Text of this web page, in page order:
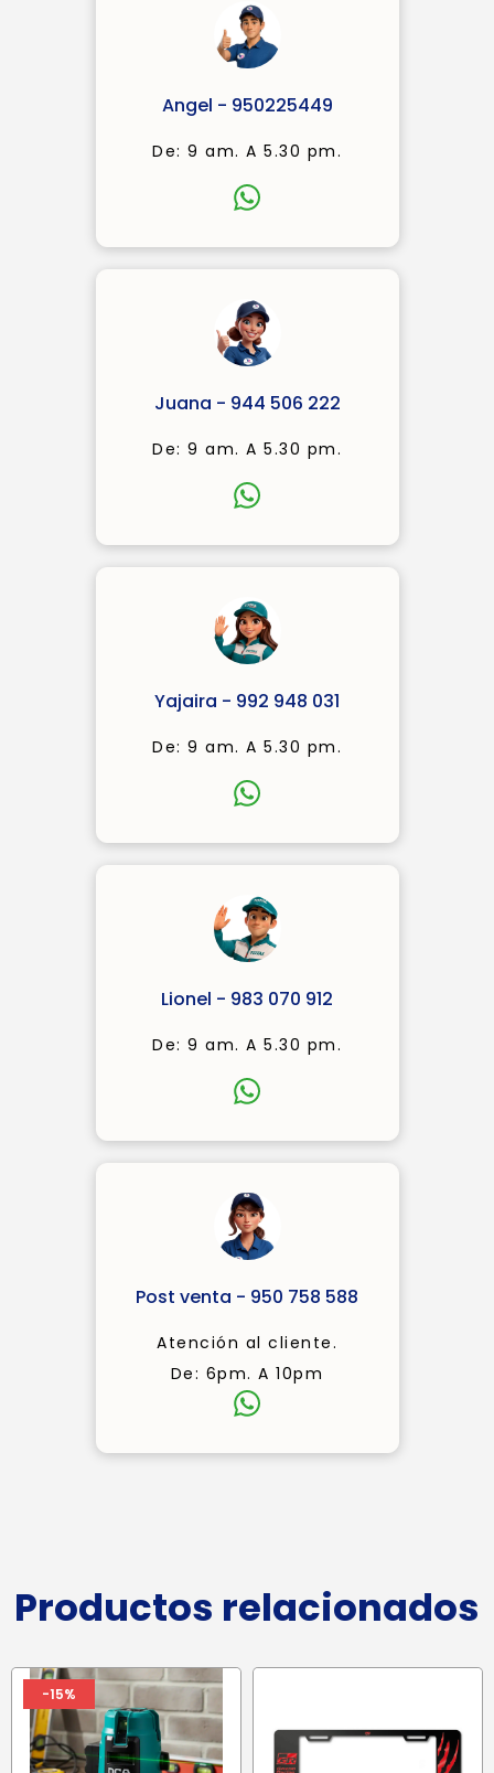
Angel - 950225449
De: 9 am. A 5.30 pm.
Juana - 944 506 222
De: 9 am. A 5.30 pm.
Yajaira - 992 948 031
De: 9 am. A 5.30 pm.
Lionel - 983 070 912
De: 9 am. A 5.30 pm.
Post venta - 950 758 588
Atención al cliente.
De: 6pm. A 10pm
Productos relacionados
-15%